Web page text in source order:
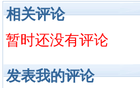
相关评论
暂时还没有评论
发表我的评论